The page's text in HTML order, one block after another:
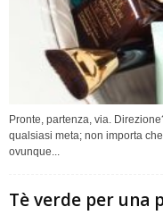
Pronte, partenza, via.
qualsiasi meta; non importa
ovunque...
Tè verde per una